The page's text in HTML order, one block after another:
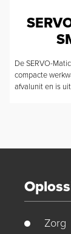
De SERVO-
compacte
afvalunit en is
Zorg